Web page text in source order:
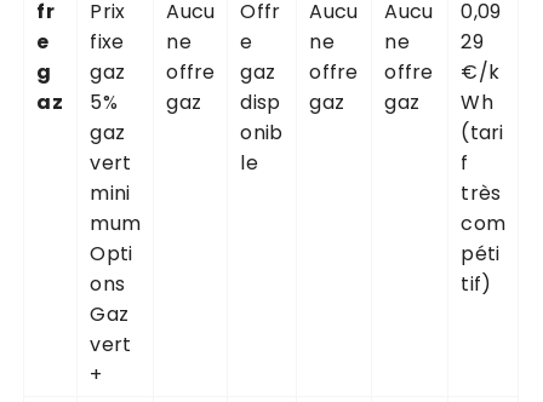
fr
e
g
az
Prix
fixe
gaz
5%
gaz
vert
mini
mum
Opti
ons
Gaz
vert
+
Aucu
ne
offre
gaz
Offr
e
gaz
disp
onib
le
Aucu
ne
offre
gaz
Aucu
ne
offre
gaz
0,09
29
€/k
Wh
(tari
f
très
com
péti
tif)